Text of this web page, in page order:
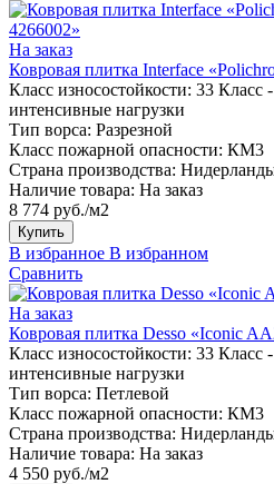
На заказ
Ковровая плитка Interface
Класс износостойкости: 33 Класс
интенсивные нагрузки
Тип ворса: Разрезной
Класс пожарной опасности: КМ3
Страна производства:
Наличие товара: На заказ
8 774 руб./м2
Купить
В избранное В избранном
Сравнить
На заказ
Ковровая плитка Desso «Iconic
Класс износостойкости: 33 Класс
интенсивные нагрузки
Тип ворса: Петлевой
Класс пожарной опасности: КМ3
Страна производства:
Наличие товара: На заказ
4 550 руб./м2